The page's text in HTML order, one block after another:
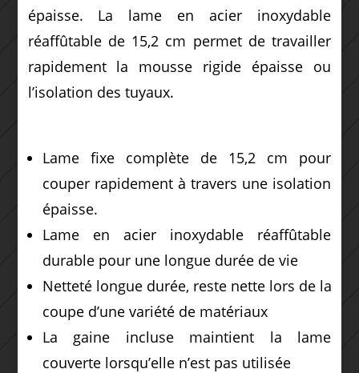
épaisse. La lame en acier inoxydable
réaffûtable de 15,2 cm permet de travailler
rapidement la mousse rigide épaisse ou
l’isolation des tuyaux.
Lame fixe complète de 15,2 cm pour
couper rapidement à travers une isolation
épaisse.
Lame en acier inoxydable réaffûtable
durable pour une longue durée de vie
Netteté longue durée, reste nette lors de la
coupe d’une variété de matériaux
La gaine incluse maintient la lame
couverte lorsqu’elle n’est pas utilisée